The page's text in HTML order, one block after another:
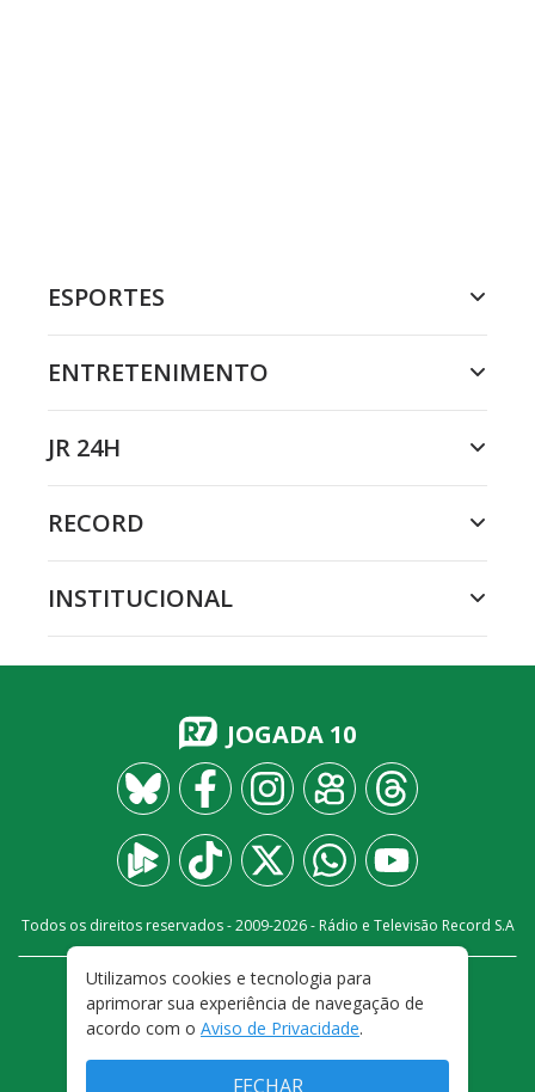
ESPORTES
ENTRETENIMENTO
JR 24H
RECORD
INSTITUCIONAL
JOGADA 10
Todos os direitos reservados - 2009-2026- Rádio e Televisão Record S.A
FALE CONOSCO
PRIVACIDADE
TERMOS E CONDIÇÕES DE USO
Utilizamos cookies e tecnologia para
aprimorar sua experiência de navegação de
acordo com o Aviso de Privacidade.
FECHAR